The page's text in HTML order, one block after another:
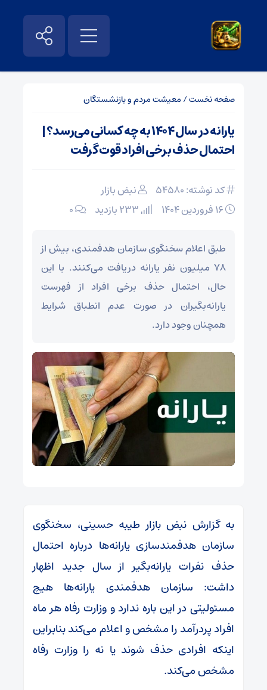
صفحه نخست/ معیشت مردم و بازنشستگان
یارانه در سال ۱۴۰۴ به چه کسانی می‌رسد؟ |
احتمال حذف برخی افراد قوت گرفت
کد نوشته: 54580
نبض بازار
۰
طبق اعلام سخنگوی سازمان هدفمندی، بیش از
۷۸ میلیون نفر یارانه دریافت می‌کنند. با این
حال، احتمال حذف برخی افراد از فهرست
یارانه‌بگیران در صورت عدم انطباق شرایط
همچنان وجود دارد.
به گزارش نبض بازار طیبه حسینی، سخنگوی
سازمان هدفمندسازی یارانه‌ها درباره احتمال
حذف نفرات یارانه‌بگیر از سال جدید اظهار
داشت: سازمان هدفمندی یارانه‌ها هیچ
مسئولیتی در این باره ندارد و وزارت رفاه هر ماه
افراد پردرآمد را مشخص و اعلام می‌کند بنابراین
اینکه افرادی حذف شوند یا نه را وزارت رفاه
مشخص می‌کند.